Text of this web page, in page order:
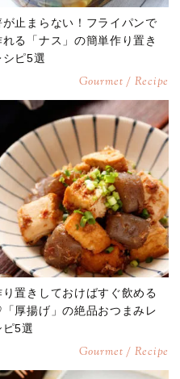
が止まらない！フライパンで
れる「ナス」の簡単作り置き
シピ5選
Gourmet / Recipe
り置きしておけばすぐ飲める
厚揚げ」の絶品おつまみレ
ピ5選
Gourmet / Recipe